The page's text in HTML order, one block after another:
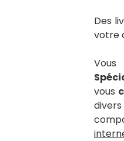
Des
votre
vous